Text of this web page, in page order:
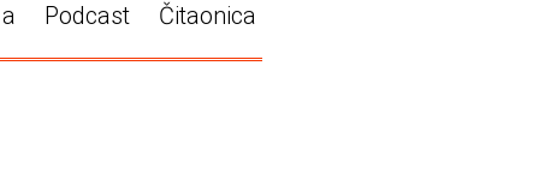
Podcast Čitaonica